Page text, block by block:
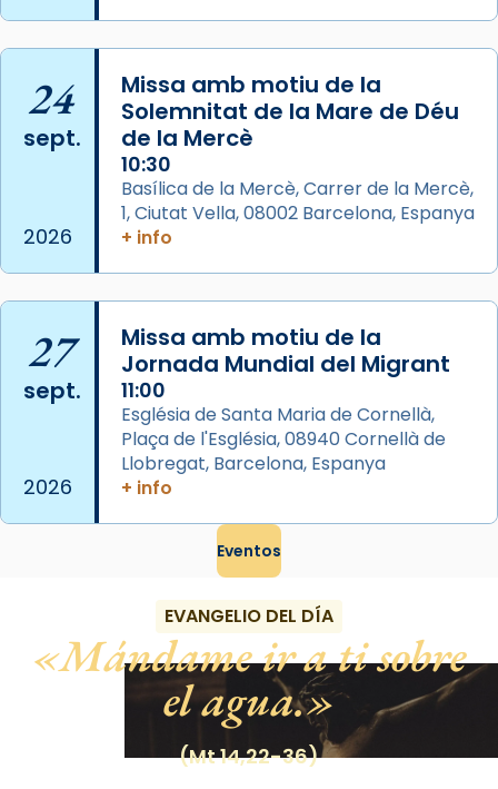
Arquebisbat de Barcelona
Memòria de les santes Juliana i
Semproniana, verges i màrtirs.
Acompanyant la història de sant Cugat, a
partir de l’Edat Mitjana sorgeix la tradició
que les santes Juliana (“relatiu a Júlia”) i
que les santes són filles de l’antiga Iluro.
Mataró en reivindicarà les relíq
...Ver más
View on Facebook · Share
24
sept.
2026
Missa amb motiu de la
Solemnitat de la Mare de Déu
de la Mercè
10:30
Basílica de la Mercè, Carrer de la Mercè,
1, Ciutat Vella, 08002 Barcelona, Espanya
+ info
27
sept.
2026
Missa amb motiu de la
Jornada Mundial del Migrant
11:00
Església de Santa Maria de Cornellà,
Plaça de l'Església, 08940 Cornellà de
Llobregat, Barcelona, Espanya
+ info
Eventos
EVANGELIO DEL DÍA
Mándame ir a ti sobre
el agua.
(Mt 14,22-36)